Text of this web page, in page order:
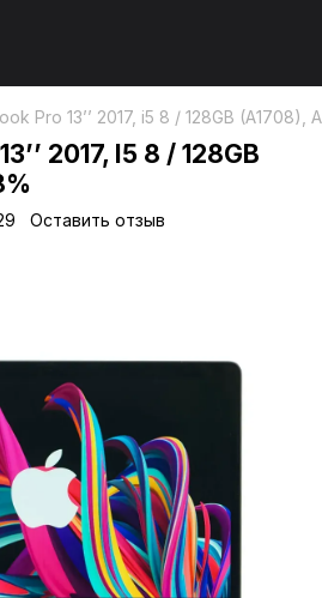
Pro 13’’ 2017, i5 8 / 128GB (A1708),
2017, I5 8 / 128GB
Оставить отзыв